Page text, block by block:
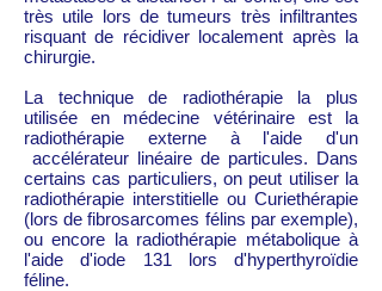
très utile lors de tumeurs très infiltrantes
risquant de récidiver localement après la
chirurgie.
La technique de radiothérapie la plus
utilisée en médecine vétérinaire est la
radiothérapie externe à l'aide d'un
accélérateur linéaire de particules. Dans
certains cas particuliers, on peut utiliser la
radiothérapie interstitielle ou Curiethérapie
(lors de fibrosarcomes félins par exemple),
ou encore la radiothérapie métabolique à
l'aide d'iode 131 lors d'hyperthyroïdie
féline.